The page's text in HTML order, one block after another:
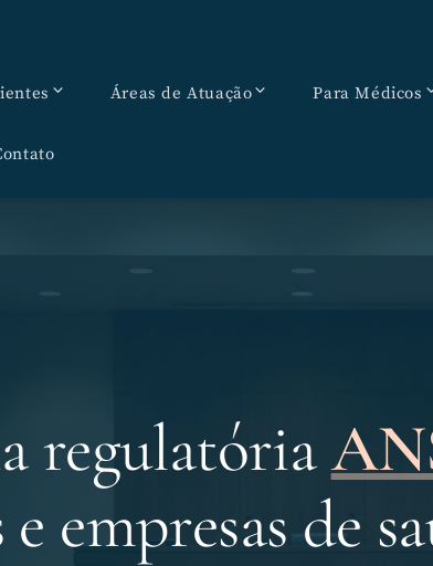
Áreas de Atuação Para Médicos
regulatória
empresas de